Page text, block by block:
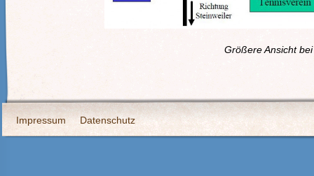
Größere Ansicht
Impressum Datenschutz